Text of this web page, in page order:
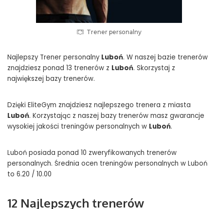
Trener personalny
Najlepszy Trener personalny Luboń. W naszej bazie trenerów
znajdziesz ponad 13 trenerów z Luboń. Skorzystaj z
największej bazy trenerów.
Dzięki EliteGym znajdziesz najlepszego trenera z miasta
Luboń. Korzystając z naszej bazy trenerów masz gwarancje
wysokiej jakości treningów personalnych w Luboń.
Luboń posiada ponad 10 zweryfikowanych trenerów
personalnych. Średnia ocen treningów personalnych w Luboń
to 6.20 / 10.00
12 Najlepszych trenerów